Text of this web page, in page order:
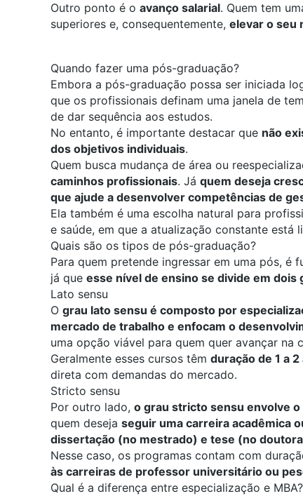
Outro ponto é o avanço salarial. Quem tem
superiores e, consequentemente, elevar o seu
Quando fazer uma pós-graduação?
Embora a pós-graduação possa ser iniciada
que os profissionais definam uma janela de
de dar sequência aos estudos.
No entanto, é importante destacar que não
dos objetivos individuais.
Quem busca mudança de área ou
caminhos profissionais. Já quem deseja
que ajude a desenvolver competências de
Ela também é uma escolha natural para
e saúde, em que a atualização constante está
Quais são os tipos de pós-graduação?
Para quem pretende ingressar em uma pós, é
já que esse nível de ensino se divide em dois
Lato sensu
O grau lato sensu é composto por
mercado de trabalho e enfocam o
uma opção viável para quem quer avançar na
Geralmente esses cursos têm duração de 1 a 2
direta com demandas do mercado.
Stricto sensu
Por outro lado, o grau stricto sensu envolve o
quem deseja seguir uma carreira acadêmica
dissertação (no mestrado) e tese (no
Nesse caso, os programas contam com
às carreiras de professor universitário ou
Qual é a diferença entre especialização e MBA?